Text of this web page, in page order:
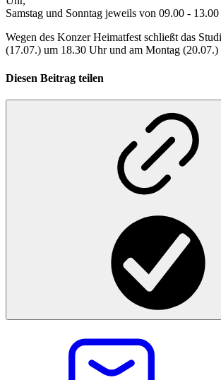
Samstag und Sonntag jeweils von 09.00 -
Wegen des Konzer Heimatfest schließt das
(17.07.) um 18.30 Uhr und am Montag
Diesen Beitrag teilen